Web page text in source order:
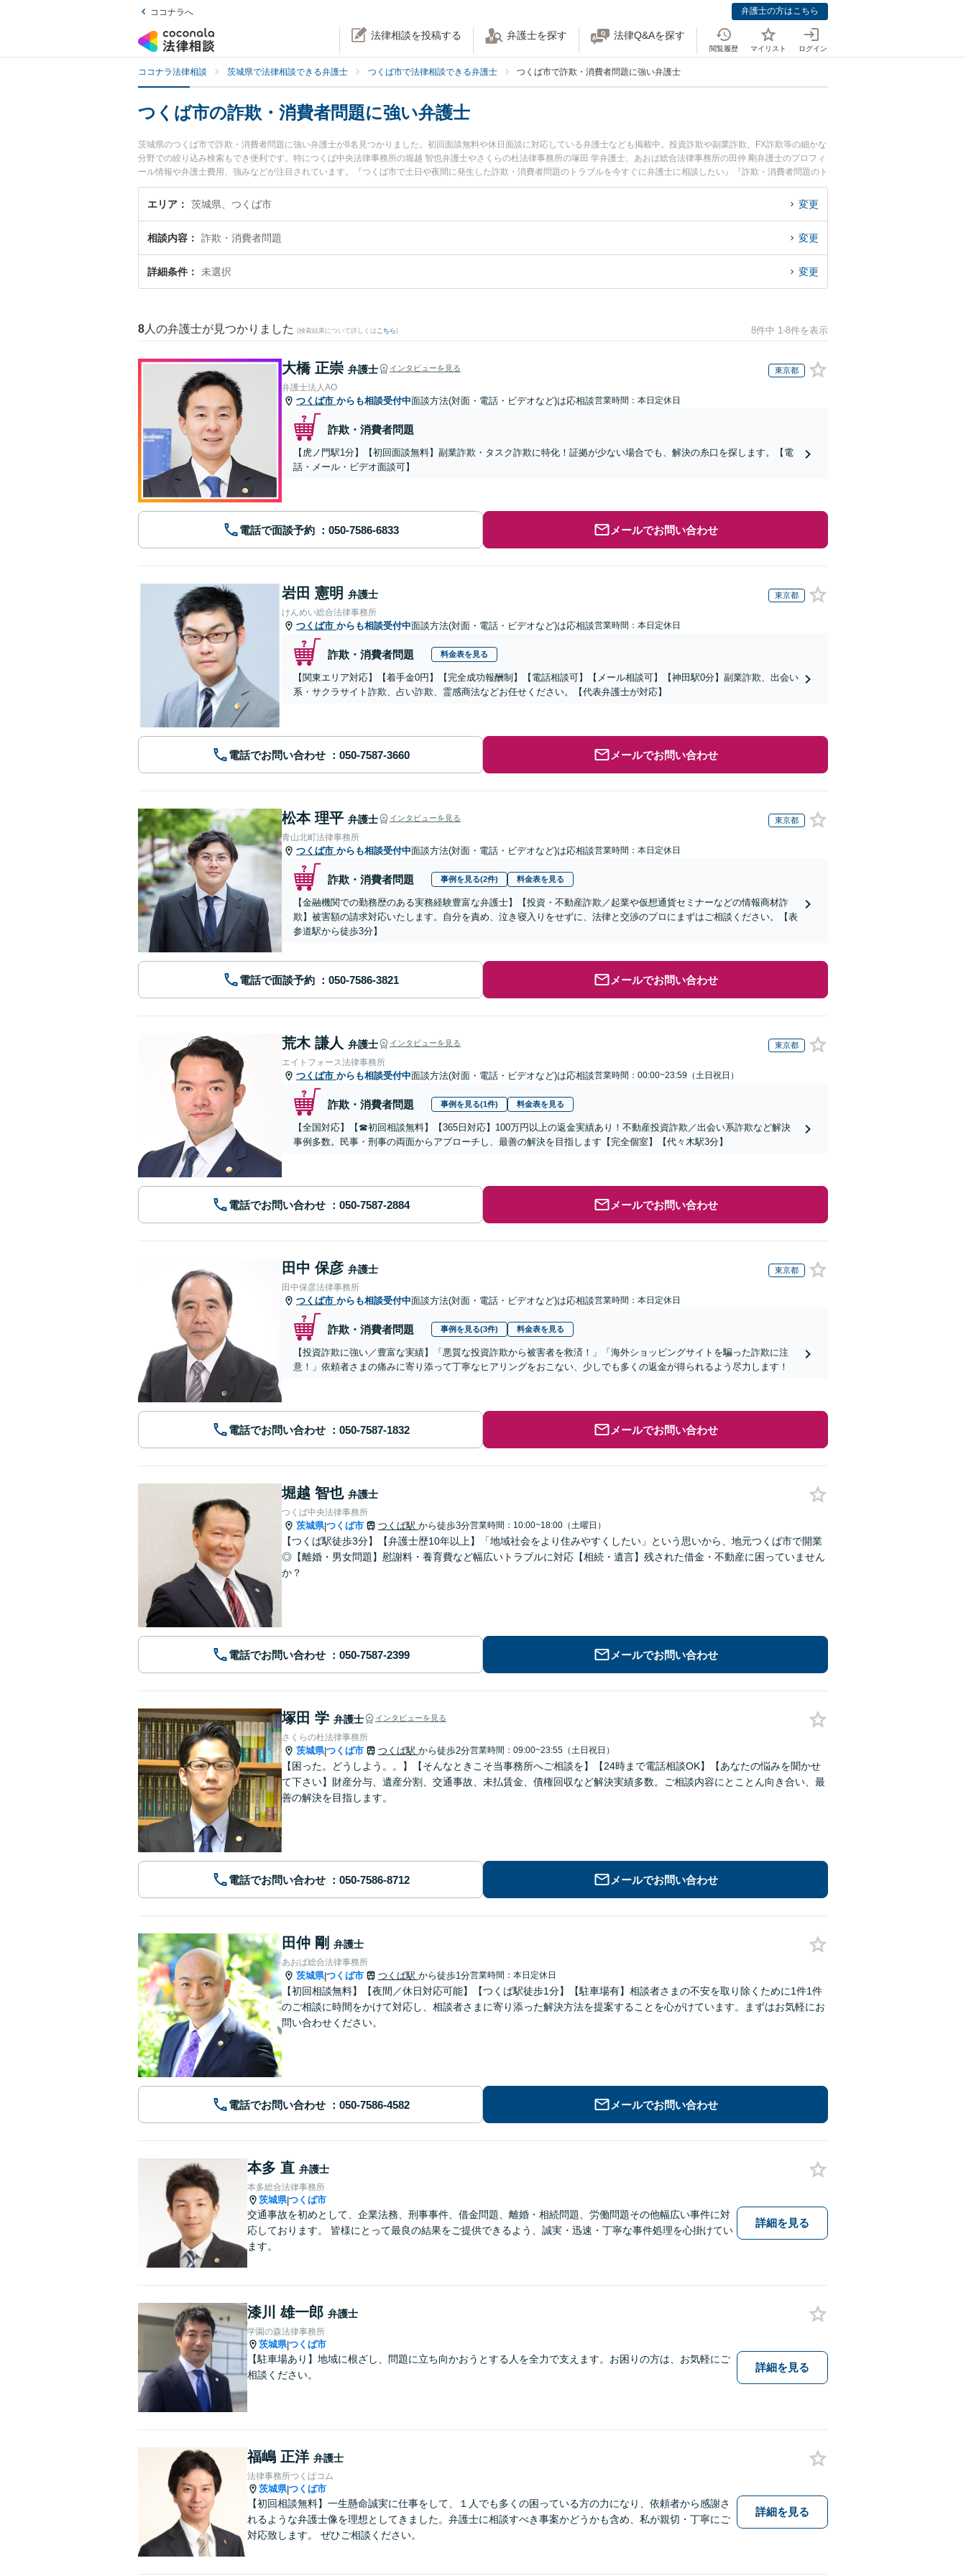
ココナラへ 弁護士の方はこちら
法律相談を投稿する 弁護士を探す 法律Q&Aを探す
閲覧履歴 マイリスト ログイン
ココナラ法律相談 茨城県で法律相談できる弁護士 つくば市で法律相談できる弁護士 つくば市で詐欺・消費者問題に強い弁護士
つくば市の詐欺・消費者問題に強い弁護士
茨城県のつくば市で詐欺・消費者問題に強い弁護士が8名見つかりました。初回面談無料や休日面談に対応している弁護士なども掲載中。投資詐欺や副業詐欺、FX詐欺等の細かな
分野での絞り込み検索もでき便利です。特につくば中央法律事務所の堀越 智也弁護士やさくらの杜法律事務所の塚田 学弁護士、あおば総合法律事務所の田仲 剛弁護士のプロフィ
ール情報や弁護士費用、強みなどが注目されています。『つくば市で土日や夜間に発生した詐欺・消費者問題のトラブルを今すぐに弁護士に相談したい』『詐欺・消費者問題のト
ラブル解決の実績豊富な近くの弁護士を検索したい』『初回相談無料で詐欺・消費者問題を法律相談できるつくば市内の弁護士に相談予約したい』などでお困りの相談者さんにお
すすめです。
エリア 茨城県、つくば市 変更
相談内容 詐欺・消費者問題 変更
詳細条件 未選択 変更
8 人の弁護士が見つかりました (検索結果について詳しくは こちら) 8件中 1-8件を表示
大橋 正崇 弁護士 インタビューを見る 東京都
弁護士法人AO
つくば市 からも相談受付中面談方法(対面・電話・ビデオなど)は応相談営業時間：本日定休日
詐欺・消費者問題
【虎ノ門駅1分】【初回面談無料】副業詐欺・タスク詐欺に特化！証拠が少ない場合でも、解決の糸口を探します。【電
話・メール・ビデオ面談可】
電話で面談予約 メールでお問い合わせ
岩田 憲明 弁護士 東京都
けんめい総合法律事務所
つくば市 からも相談受付中面談方法(対面・電話・ビデオなど)は応相談営業時間：本日定休日
詐欺・消費者問題 料金表を見る
【関東エリア対応】【着手金0円】【完全成功報酬制】【電話相談可】【メール相談可】【神田駅0分】副業詐欺、出会い
系・サクラサイト詐欺、占い詐欺、霊感商法などお任せください。【代表弁護士が対応】
電話でお問い合わせ メールでお問い合わせ
松本 理平 弁護士 インタビューを見る 東京都
青山北町法律事務所
つくば市 からも相談受付中面談方法(対面・電話・ビデオなど)は応相談営業時間：本日定休日
詐欺・消費者問題 事例を見る(2件) 料金表を見る
【金融機関での勤務歴のある実務経験豊富な弁護士】【投資・不動産詐欺／起業や仮想通貨セミナーなどの情報商材詐
欺】被害額の請求対応いたします。自分を責め、泣き寝入りをせずに、法律と交渉のプロにまずはご相談ください。【表
参道駅から徒歩3分】
電話で面談予約 メールでお問い合わせ
荒木 謙人 弁護士 インタビューを見る 東京都
エイトフォース法律事務所
つくば市 からも相談受付中面談方法(対面・電話・ビデオなど)は応相談営業時間：00:00~23:59（土日祝日）
詐欺・消費者問題 事例を見る(1件) 料金表を見る
【全国対応】【☎︎初回相談無料】【365日対応】100万円以上の返金実績あり！不動産投資詐欺／出会い系詐欺など解決
事例多数。民事・刑事の両面からアプローチし、最善の解決を目指します【完全個室】【代々木駅3分】
電話でお問い合わせ メールでお問い合わせ
田中 保彦 弁護士 東京都
田中保彦法律事務所
つくば市 からも相談受付中面談方法(対面・電話・ビデオなど)は応相談営業時間：本日定休日
詐欺・消費者問題 事例を見る(3件) 料金表を見る
【投資詐欺に強い／豊富な実績】「悪質な投資詐欺から被害者を救済！」「海外ショッピングサイトを騙った詐欺に注
意！」依頼者さまの痛みに寄り添って丁寧なヒアリングをおこない、少しでも多くの返金が得られるよう尽力します！
電話でお問い合わせ メールでお問い合わせ
堀越 智也 弁護士
つくば中央法律事務所
茨城県|つくば市 つくば駅 から徒歩3分営業時間：10:00~18:00（土曜日）
【つくば駅徒歩3分】【弁護士歴10年以上】「地域社会をより住みやすくしたい」という思いから、地元つくば市で開業
◎【離婚・男女問題】慰謝料・養育費など幅広いトラブルに対応【相続・遺言】残された借金・不動産に困っていません
か？
電話でお問い合わせ メールでお問い合わせ
塚田 学 弁護士 インタビューを見る
さくらの杜法律事務所
茨城県|つくば市 つくば駅 から徒歩2分営業時間：09:00~23:55（土日祝日）
【困った。どうしよう。。】【そんなときこそ当事務所へご相談を】【24時まで電話相談OK】【あなたの悩みを聞かせ
て下さい】財産分与、遺産分割、交通事故、未払賃金、債権回収など解決実績多数。ご相談内容にとことん向き合い、最
善の解決を目指します。
電話でお問い合わせ メールでお問い合わせ
田仲 剛 弁護士
あおば総合法律事務所
茨城県|つくば市 つくば駅 から徒歩1分営業時間：本日定休日
【初回相談無料】【夜間／休日対応可能】【つくば駅徒歩1分】【駐車場有】相談者さまの不安を取り除くために1件1件
のご相談に時間をかけて対応し、相談者さまに寄り添った解決方法を提案することを心がけています。まずはお気軽にお
問い合わせください。
電話でお問い合わせ メールでお問い合わせ
本多 直 弁護士
本多総合法律事務所
茨城県|つくば市
交通事故を初めとして、企業法務、刑事事件、借金問題、離婚・相続問題、労働問題その他幅広い事件に対
応しております。 皆様にとって最良の結果をご提供できるよう、誠実・迅速・丁寧な事件処理を心掛けてい
ます。
詳細を見る
漆川 雄一郎 弁護士
学園の森法律事務所
茨城県|つくば市
【駐車場あり】地域に根ざし、問題に立ち向かおうとする人を全力で支えます。お困りの方は、お気軽にご
相談ください。
詳細を見る
福嶋 正洋 弁護士
法律事務所つくばコム
茨城県|つくば市
【初回相談無料】一生懸命誠実に仕事をして、１人でも多くの困っている方の力になり、依頼者から感謝さ
れるような弁護士像を理想としてきました。弁護士に相談すべき事案かどうかも含め、私が親切・丁寧にご
対応致します。 ぜひご相談ください。
詳細を見る